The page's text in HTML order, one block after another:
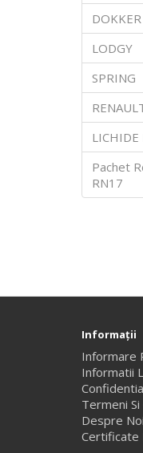
DOKKER
LODGY
SPRING
LICHIDE
Pachet
RN17
Informaţii
Informare
Informatii
Termeni Si
Despre Noi
Certificate